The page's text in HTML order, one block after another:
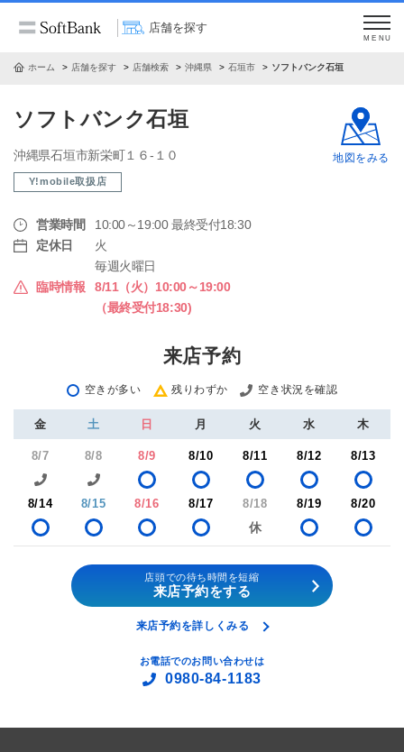
店舗を探す
MENU
ホーム 店舗を探す 店舗検索 沖縄県 石垣市 ソフトバンク石垣
ソフトバンク石垣
沖縄県石垣市新栄町１６‐１０
Y!mobile取扱店
営業時間
10:00～19:00 最終受付18:30
定休日
火
毎週火曜日
臨時情報
8/11（火）10:00～19:00
（最終受付18:30)
地図をみる
来店予約
空きが多い 残りわずか 空き状況を確認
金 土 日 月 火 水 木
8/7 8/8 8/9 8/10 8/11 8/12 8/13
8/14 8/15 8/16 8/17 8/18 8/19 8/20
店頭での待ち時間を短縮
来店予約をする
来店予約を詳しくみる
お電話でのお問い合わせは
0980-84-1183